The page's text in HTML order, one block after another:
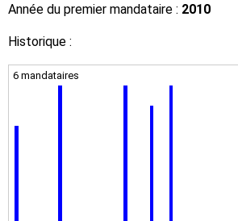
Année du premier mandataire : 2010
Historique :
6 mandataires